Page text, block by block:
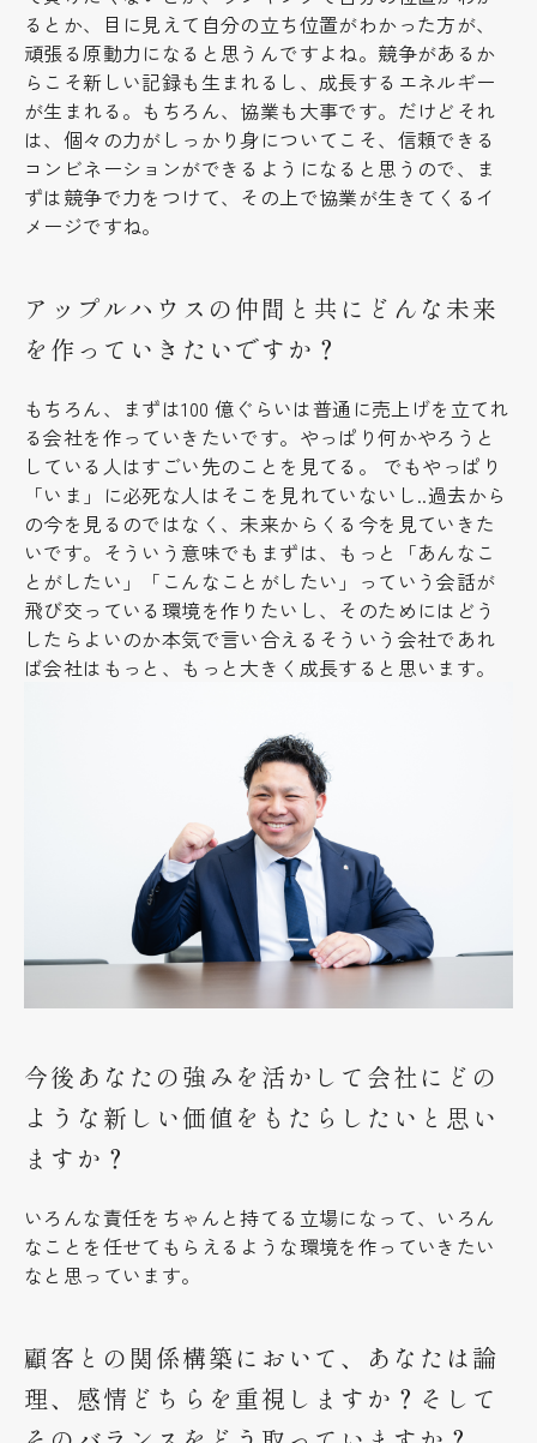
るとか、目に見えて自分の立ち位置がわかった方が、
頑張る原動力になると思うんですよね。競争があるか
らこそ新しい記録も生まれるし、成長するエネルギー
が生まれる。もちろん、協業も大事です。だけどそれ
は、個々の力がしっかり身についてこそ、信頼できる
コンビネーションができるようになると思うので、ま
ずは競争で力をつけて、その上で協業が生きてくるイ
メージですね。
アップルハウスの仲間と共にどんな未来
を作っていきたいですか？
もちろん、まずは100 億ぐらいは普通に売上げを立てれ
る会社を作っていきたいです。やっぱり何かやろうと
している人はすごい先のことを見てる。 でもやっぱり
「いま」に必死な人はそこを見れていないし..過去から
の今を見るのではなく、未来からくる今を見ていきた
いです。そういう意味でもまずは、もっと「あんなこ
とがしたい」「こんなことがしたい」っていう会話が
飛び交っている環境を作りたいし、そのためにはどう
したらよいのか本気で言い合えるそういう会社であれ
ば会社はもっと、もっと大きく成長すると思います。
今後あなたの強みを活かして会社にどの
ような新しい価値をもたらしたいと思い
ますか？
いろんな責任をちゃんと持てる立場になって、いろん
なことを任せてもらえるような環境を作っていきたい
なと思っています。
顧客との関係構築において、あなたは論
理、感情どちらを重視しますか？そして